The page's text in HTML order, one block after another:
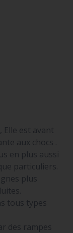
Elle est avant
aux chocs .
en plus aussi
particuliers.
plus
tous types
des rampes